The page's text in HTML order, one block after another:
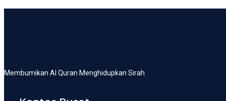
Membumikan Al Quran Menghidupkan Sirah